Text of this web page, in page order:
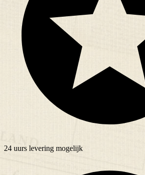
24 uurs levering mogelijk